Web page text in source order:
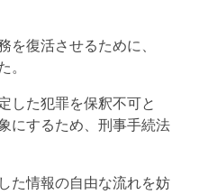
を復活させるために、
。
した犯罪を保釈不可と
にするため、刑事手続法
た情報の自由な流れを妨